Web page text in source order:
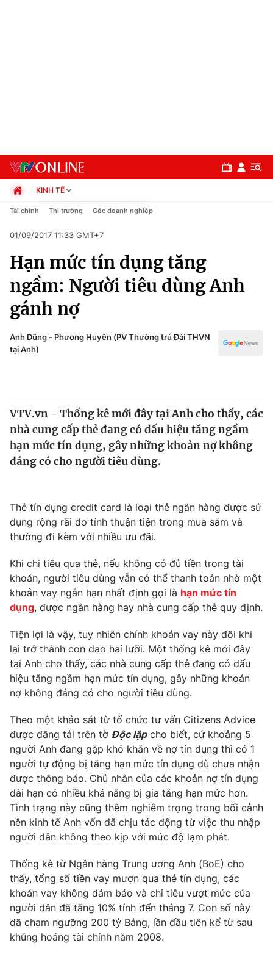
Chuyên mục
Chính trị
Xã hội
Pháp luật
Thế giới
Tin tức
Thế giới đó đây
Kinh tế
Thị trường
Góc doanh nghiệp
Truyền hình
Hậu trường
Nhân vật
Giải sao mai
Giải trí
Điện ảnh
Âm nhạc
Sao
Đời sống
Làm đẹp
Chất lượng cuộc sống
Giáo dục
Tuyển sinh
Học trực tuyến
Công nghệ
Hitech Công nghệ tương lai
Sản phẩm
Thị trường
Tư vấn
Giao lưu trực tuyến
Lịch phát sóng
Chuyên mục khác
Emagazine Podcast
Photo Infographic
Video Shorts video
VTV Money VTV Thể thao
VTV Sức khoẻ
KINH TẾ
Chính trị
Pháp luật
Kinh tế
Thể thao
Truyền hình
Văn hóa - Giải trí
Đời sống
Tài chính Thị trường Góc doanh nghiệp
01/09/2017 11:33 GMT+7
Hạn mức tín dụng tăng
ngầm: Người tiêu dùng Anh
gánh nợ
Anh Dũng - Phương Huyền (PV Thường trú Đài THVN
tại Anh)
VTV.vn - Thống kê mới đây tại Anh cho thấy, các
nhà cung cấp thẻ đang có dấu hiệu tăng ngầm
hạn mức tín dụng, gây những khoản nợ không
đáng có cho người tiêu dùng.
Thẻ tín dụng credit card là loại thẻ ngân hàng được sử
dụng rộng rãi do tính thuận tiện trong mua sắm và
thường đi kèm với nhiều ưu đãi.
Khi chi tiêu qua thẻ, nếu không có đủ tiền trong tài
khoản, người tiêu dùng vẫn có thể thanh toán nhờ một
khoản vay ngắn hạn nhất định gọi là hạn mức tín
dụng, được ngân hàng hay nhà cung cấp thẻ quy định.
Tiện lợi là vậy, tuy nhiên chính khoản vay này đôi khi
lại trở thành con dao hai lưỡi. Một thống kê mới đây
tại Anh cho thấy, các nhà cung cấp thẻ đang có dấu
hiệu tăng ngầm hạn mức tín dụng, gây những khoản
nợ không đáng có cho người tiêu dùng.
Theo một khảo sát từ tổ chức tư vấn Citizens Advice
được đăng tải trên tờ Độc lậpcho biết, cứ khoảng 5
người Anh đang gặp khó khăn về nợ tín dụng thì có 1
người tự động bị tăng hạn mức tín dụng dù chưa nhận
được thông báo. Chủ nhân của các khoản nợ tín dụng
dài hạn có nhiều khả năng bị gia tăng hạn mức hơn.
Tình trạng này cũng thêm nghiêm trọng trong bối cảnh
nền kinh tế Anh vốn đã chịu tác động từ việc thu nhập
người dân không theo kịp với mức độ lạm phát.
Thống kê từ Ngân hàng Trung ương Anh (BoE) cho
thấy, tổng số tiền vay mượn qua thẻ tín dụng, các
khoản vay không đảm bảo và chi tiêu vượt mức của
người dân đã tăng 10% tính đến tháng 7. Con số này
đã chạm ngưỡng 200 tỷ Bảng, lần đầu tiên kể từ sau
khủng hoảng tài chính năm 2008.